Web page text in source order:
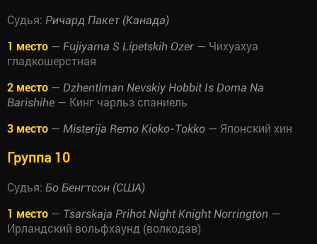
Судья: Ричард Пакет (Канада)
1 место — Fujiyama S Lipetskih Ozer — Чихуахуа
гладкошерстная
2 место — Dzhentlman Nevskiy Hobbit Is Doma Na
Barishihe — Кинг чарльз спаниель
3 место — Misterija Remo Kioko-Tokko — Японский хин
Группа 10
Судья: Бо Бенгтсон (США)
1 место — Tsarskaja Prihot Night Knight Norrington —
Ирландский вольфхаунд (волкодав)